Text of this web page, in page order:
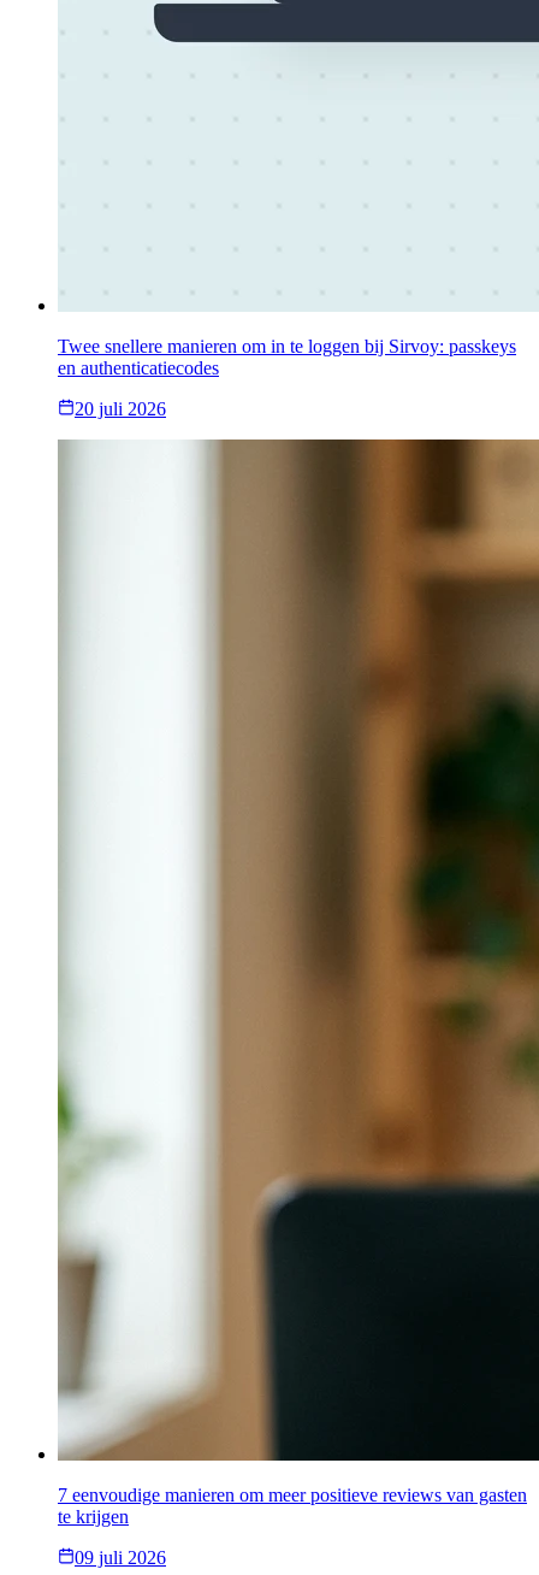
Twee snellere manieren om in te loggen bij Sirvoy: passkeys
en authenticatiecodes
20 juli 2026
7 eenvoudige manieren om meer positieve reviews van gasten
te krijgen
09 juli 2026